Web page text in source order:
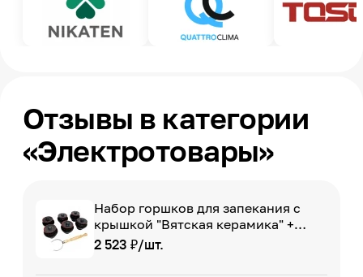
Отзывы в категории
«Электротовары»
Набор горшков для запекания с
крышкой "Вятская керамика" +
ухват, 6х0.7 л, Черный
2 523 ₽/шт.